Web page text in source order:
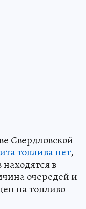
Свердловской
топлива нет,
в
очередей и
на топливо –